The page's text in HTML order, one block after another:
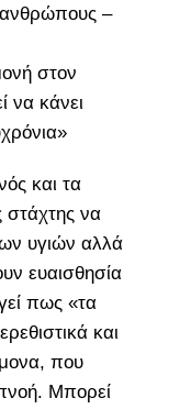
ανθρώπους –
στον
να κάνει
και τα
στάχτης να
υγιών αλλά
ευαισθησία
πως «τα
και
που
Μπορεί